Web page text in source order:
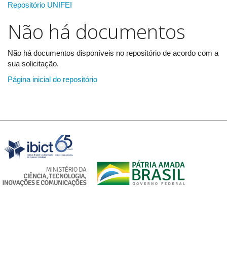
Repositório UNIFEI
Não há documentos
Não há documentos disponíveis no repositório de acordo com a
sua solicitação.
Página inicial do repositório